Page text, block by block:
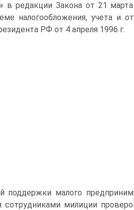
в редакции Закона от 21
налогообложения, учета и
РФ от 4 апреля 1996 г.
малого
милиции